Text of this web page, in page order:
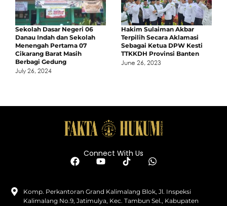
Sekolah Dasar Negeri 06
Danau Indah dan Sekolah
Menengah Pertama 07
Cikarang Barat Masih
Berbagi Gedung
July 26, 2024
Hakim Sulaiman Akbar
Terpilih Secara Aklamasi
Sebagai Ketua DPW Kesti
TTKKDH Provinsi Banten
June 26, 2023
Connect With Us
Komp. Perkantoran Grand Kalimalang Blok, Jl. Inspeksi
Kalimalang No.9, Jatimulya, Kec. Tambun Sel., Kabupaten